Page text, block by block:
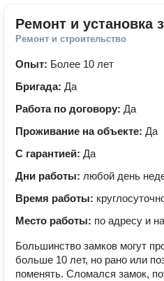
Ремонт и установка
Ремонт и строительство
Опыт: Более 10 лет
Бригада: Да
Работа по договору: Да
Проживание на объекте: Да
С гарантией: Да
Дни работы: любой день
Время работы:
Место работы: по адресу и
Большинство замков могут
больше 10 лет, но рано или
поменять. Сломался замок,